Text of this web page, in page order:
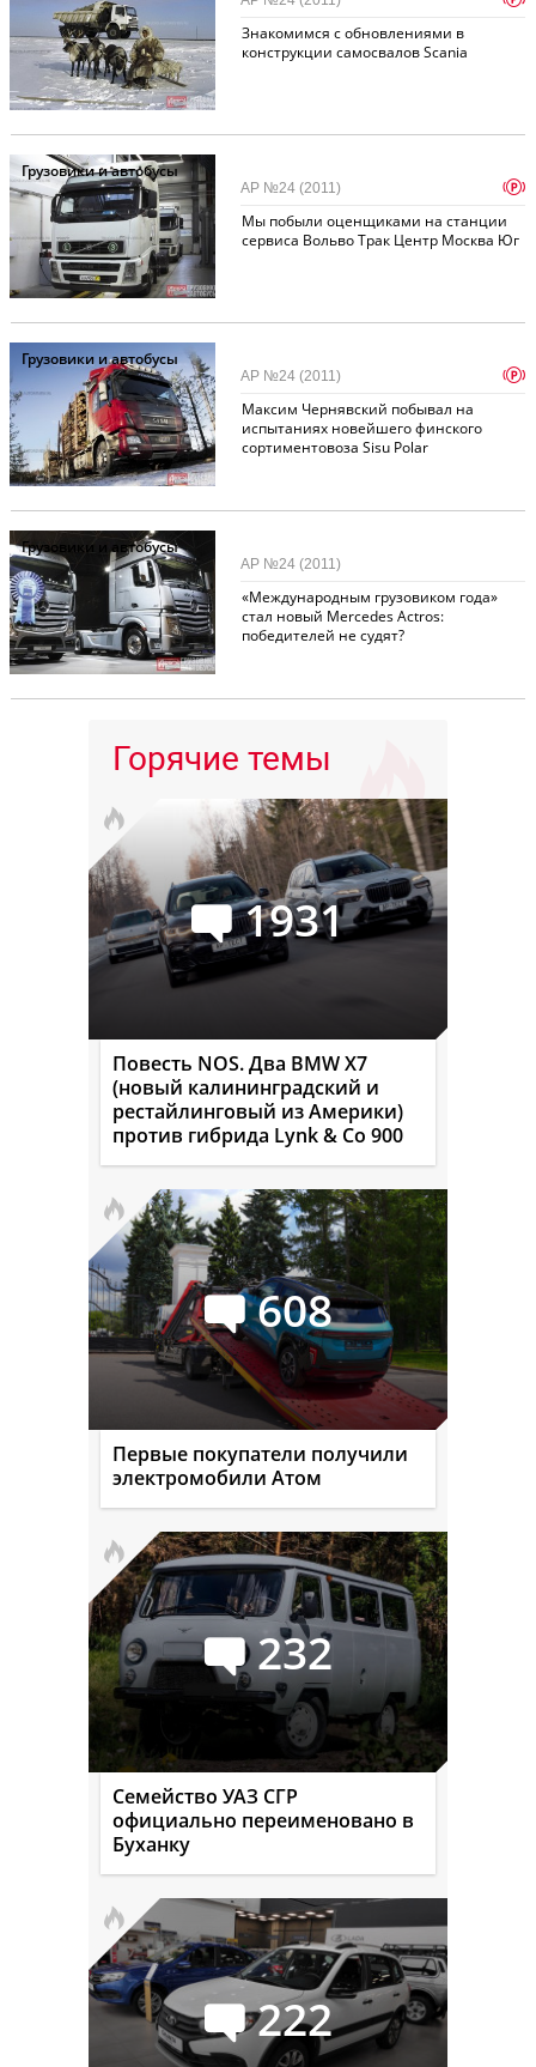
Знакомимся с обновлениями в
конструкции самосвалов Scania
Грузовики и автобусы
Мы побыли оценщиками на станции
сервиса Вольво Трак Центр Москва Юг
АР №24 (2011) p
Грузовики и автобусы
Максим Чернявский побывал на
испытаниях новейшего финского
сортиментовоза Sisu Polar
АР №24 (2011) p
Грузовики и автобусы
«Международным грузовиком года»
стал новый Mercedes Actros:
победителей не судят?
АР №24 (2011)
Горячие темы
1931
Повесть NOS. Два BMW X7
(новый калининградский и
рестайлинговый из Америки)
против гибрида Lynk & Co 900
608
Первые покупатели получили
электромобили Атом
232
Семейство УАЗ СГР
официально переименовано в
Буханку
222